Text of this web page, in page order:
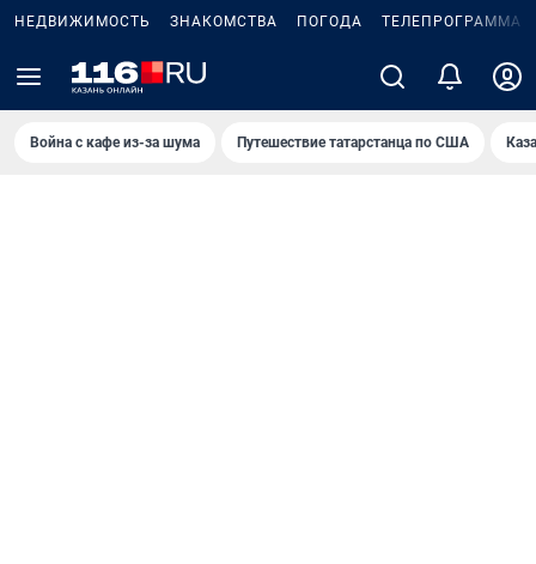
НЕДВИЖИМОСТЬ ЗНАКОМСТВА ПОГОДА ТЕЛЕПРОГРАММА
Война с кафе из-за шума Путешествие татарстанца по США